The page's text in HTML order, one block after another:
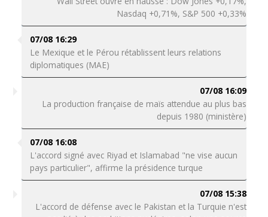
Nasdaq +0,71%, S&P 500 +0,33%
07/08 16:29
Le Mexique et le Pérou rétablissent leurs relations
diplomatiques (MAE)
07/08 16:09
La production française de maïs attendue au plus bas
depuis 1980 (ministère)
07/08 16:08
L'accord signé avec Riyad et Islamabad "ne vise aucun
pays particulier", affirme la présidence turque
07/08 15:38
L'accord de défense avec le Pakistan et la Turquie n'est